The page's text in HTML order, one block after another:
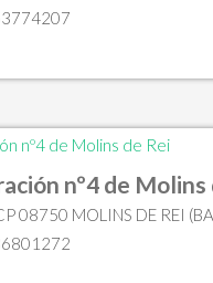
nº4 de Molins
08750 MOLINS DE REI